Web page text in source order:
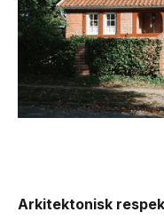
Arkitektonisk